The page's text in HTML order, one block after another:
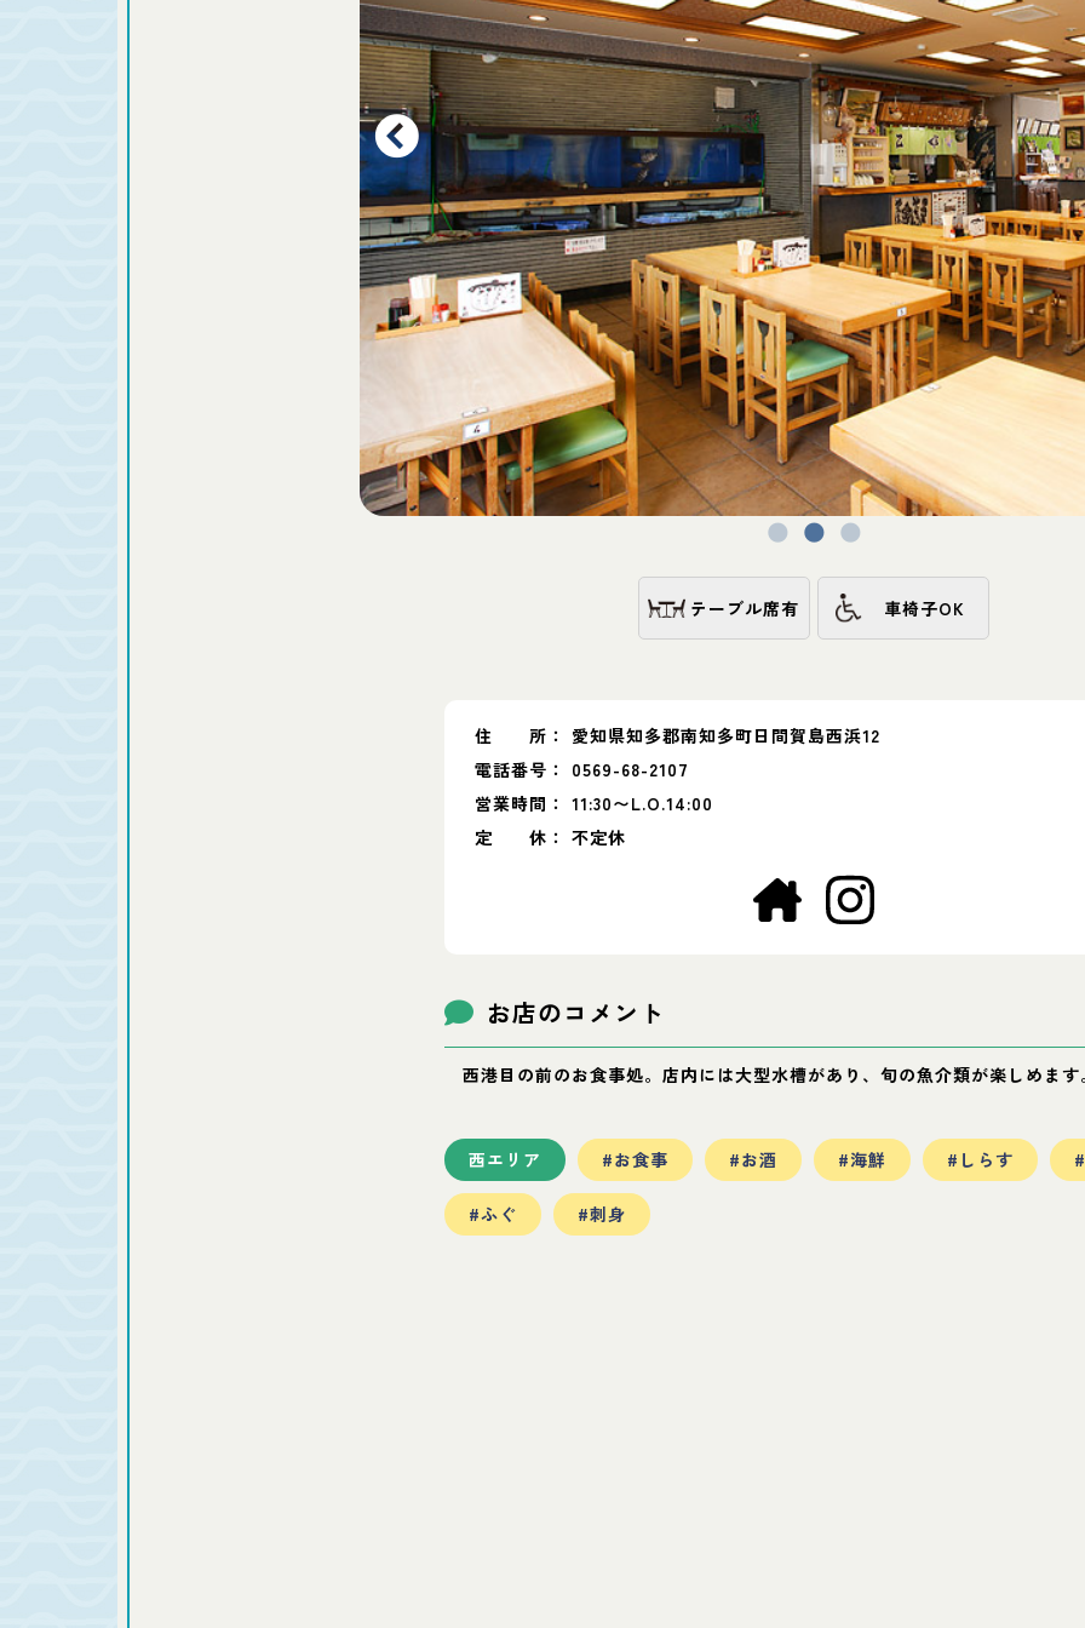
テーブル席有 車椅子OK
住 所： 愛知県知多郡南知多町日間賀島西浜12
電話番号： 0569-68-2107
営業時間： 11:30〜L.O.14:00
定 休： 不定休
お店のコメント
西港目の前のお食事処。店内には大型水槽があり、旬の魚介類が楽しめます
西エリア #お食事 #お酒 #海鮮 #しらす
#ふぐ #刺身